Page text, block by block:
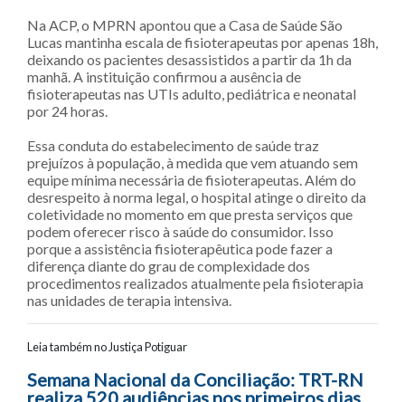
Na ACP, o MPRN apontou que a Casa de Saúde São
Lucas mantinha escala de fisioterapeutas por apenas 18h,
deixando os pacientes desassistidos a partir da 1h da
manhã. A instituição confirmou a ausência de
fisioterapeutas nas UTIs adulto, pediátrica e neonatal
por 24 horas.
Essa conduta do estabelecimento de saúde traz
prejuízos à população, à medida que vem atuando sem
equipe mínima necessária de fisioterapeutas. Além do
desrespeito à norma legal, o hospital atinge o direito da
coletividade no momento em que presta serviços que
podem oferecer risco à saúde do consumidor. Isso
porque a assistência fisioterapêutica pode fazer a
diferença diante do grau de complexidade dos
procedimentos realizados atualmente pela fisioterapia
nas unidades de terapia intensiva.
Leia também no Justiça Potiguar
Navegação entre posts
Semana Nacional da Conciliação: TRT-RN
realiza 520 audiências nos primeiros dias